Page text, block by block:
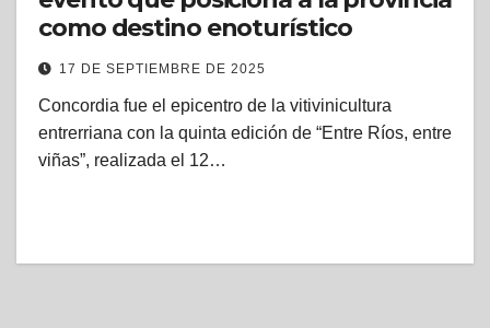
como destino enoturístico
17 DE SEPTIEMBRE DE 2025
Concordia fue el epicentro de la vitivinicultura
entrerriana con la quinta edición de “Entre Ríos, entre
viñas”, realizada el 12…